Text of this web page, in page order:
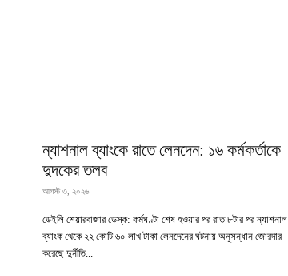
ন্যাশনাল ব্যাংকে রাতে লেনদেন: ১৬ কর্মকর্তাকে
দুদকের তলব
আগস্ট ৩, ২০২৬
ডেইলি শেয়ারবাজার ডেস্ক: কর্মঘণ্টা শেষ হওয়ার পর রাত ৮টার পর ন্যাশনাল
ব্যাংক থেকে ২২ কোটি ৬০ লাখ টাকা লেনদেনের ঘটনায় অনুসন্ধান জোরদার
করেছে দুর্নীতি...